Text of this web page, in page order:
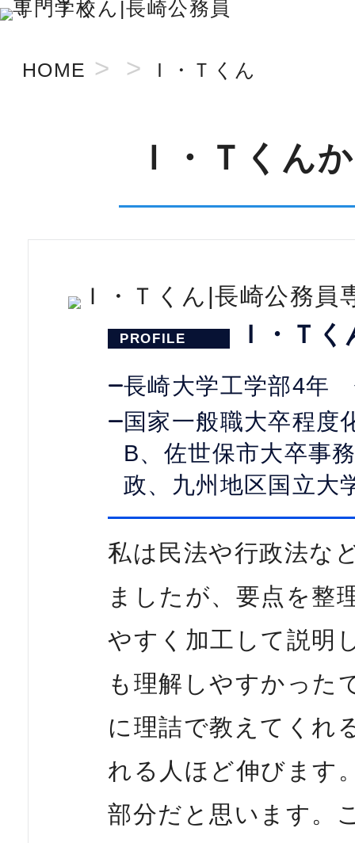
HOME > > Ｉ・Ｔくん
Ｉ・Ｔくん
Ｉ・Ｔく
長崎大学工学部4年
国家一般職大卒程度
B、佐世保市大卒事
政、九州地区国立大
私は民法や行政法な
ましたが、要点を整
やすく加工して説明
も理解しやすかった
に理詰で教えてくれ
れる人ほど伸びます
部分だと思います。